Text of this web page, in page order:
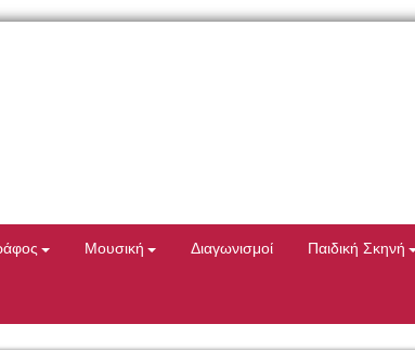
Μουσική Διαγωνισμοί Παιδική Σκηνή